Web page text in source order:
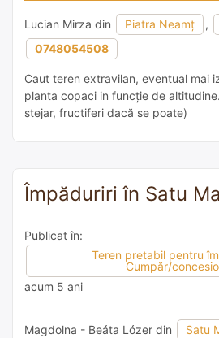
Lucian Mirza din Piatra Neamț ,
0748054508
Caut teren extravilan, eventual mai
planta copaci in funcție de
stejar, fructiferi dacă se poate)
Împăduriri în Satu
Publicat în:
Teren pretabil pentru
Cumpăr/
acum 5 ani
Magdolna - Beáta Lózer din Satu